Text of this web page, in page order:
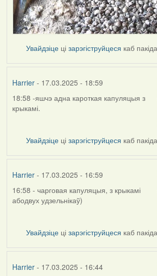
Увайдзіце цізарэгіструйцеся каб
Harrier- 17.03.2025 - 18:59
18:58 -яшчэ адна кароткая капуляцыя з
крыкамі.
Увайдзіце цізарэгіструйцеся каб
Harrier- 17.03.2025 - 16:59
16:58 - чарговая капуляцыя, з крыкамі
абодвух удзельнікаў)
Увайдзіце цізарэгіструйцеся каб
Harrier- 17.03.2025 - 16:44